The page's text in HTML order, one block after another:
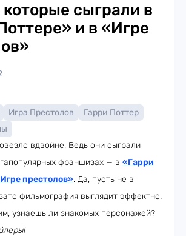
сыграли в
и в «Игре
Игра Престолов
Гарри Поттер
вдвойне! Ведь они сыграли
франшизах — в «Гарри
престолов». Да, пусть не в
фильмография выглядит эффектно.
узнаешь ли знакомых персонажей?